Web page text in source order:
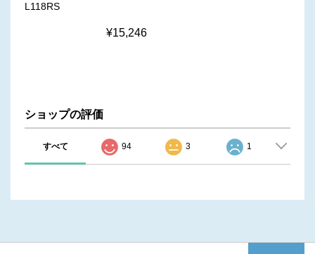
L118RS
¥15,246
ショップの評価
すべて 94 3 1